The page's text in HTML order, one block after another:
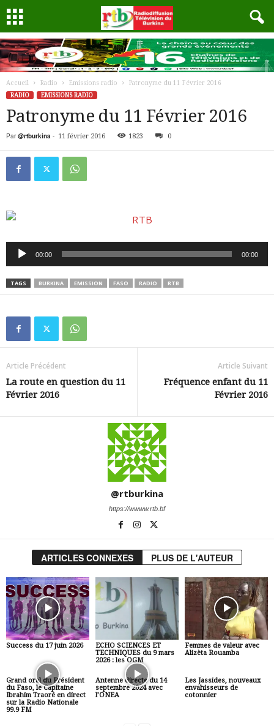
Accueil Radio Emissions radio
Patronyme du 11 Février 2016
RADIO
EMISSIONS RADIO
Patronyme du 11 Février 2016
Par @rtburkina - 11 février 2016 1823 0
Lecteur
audio
00:00 00:00
TAGS BURKINA EMISSION FASO RADIO RTB
Article Précédent
La route en question du 11
Février 2016
Article Suivant
Fréquence enfant du 11
Février 2016
@rtburkina
https://wwww.rtb.bf
ARTICLES CONNEXES PLUS DE L'AUTEUR
Success du 17 juin 2026
ECHO SCIENCES ET
TECHNIQUES du 9 mars
2026 : les OGM
Femmes de valeur avec
Alizèta Rouamba
Grand oral du Président
du Faso, le Capitaine
Ibrahim Traoré en direct
sur la Radio Nationale
99.9 FM
Antenne directe du 14
septembre 2024 avec
l’ONEA
Les Jassides, nouveaux
envahisseurs de
cotonnier